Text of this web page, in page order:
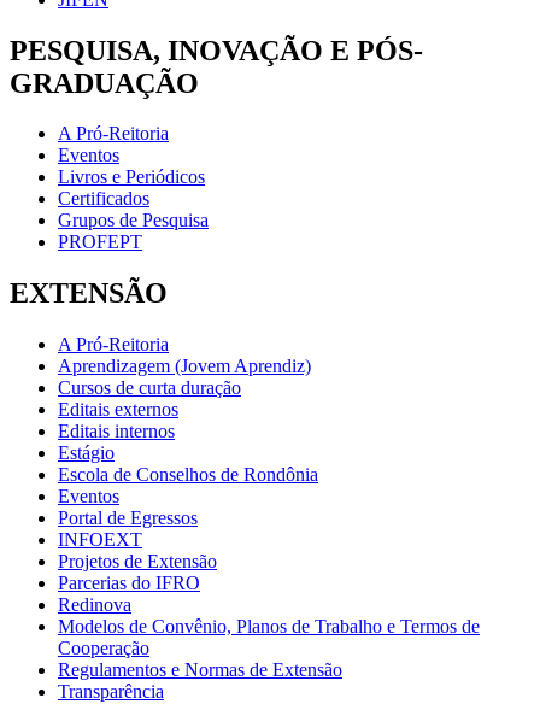
PESQUISA, INOVAÇÃO E PÓS-
GRADUAÇÃO
A Pró-Reitoria
Eventos
Livros e Periódicos
Certificados
Grupos de Pesquisa
PROFEPT
EXTENSÃO
A Pró-Reitoria
Aprendizagem (Jovem Aprendiz)
Cursos de curta duração
Editais externos
Editais internos
Estágio
Escola de Conselhos de Rondônia
Eventos
Portal de Egressos
INFOEXT
Projetos de Extensão
Parcerias do IFRO
Redinova
Modelos de Convênio, Planos de Trabalho e Termos de
Cooperação
Regulamentos e Normas de Extensão
Transparência